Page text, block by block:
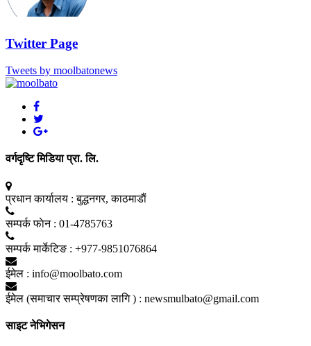
Twitter Page
Tweets by moolbatonews
वर्गदृष्टि मिडिया प्रा. लि.
प्रधान कार्यालय : बुद्धनगर, काठमाडाैं
सम्पर्क फाेन : 01-4785763
सम्पर्क मार्केटिङ : +977-9851076864
ईमेल : info@moolbato.com
ईमेल (समाचार सम्प्रेषणका लागि ) : newsmulbato@gmail.com
साइट नेभिगेसन